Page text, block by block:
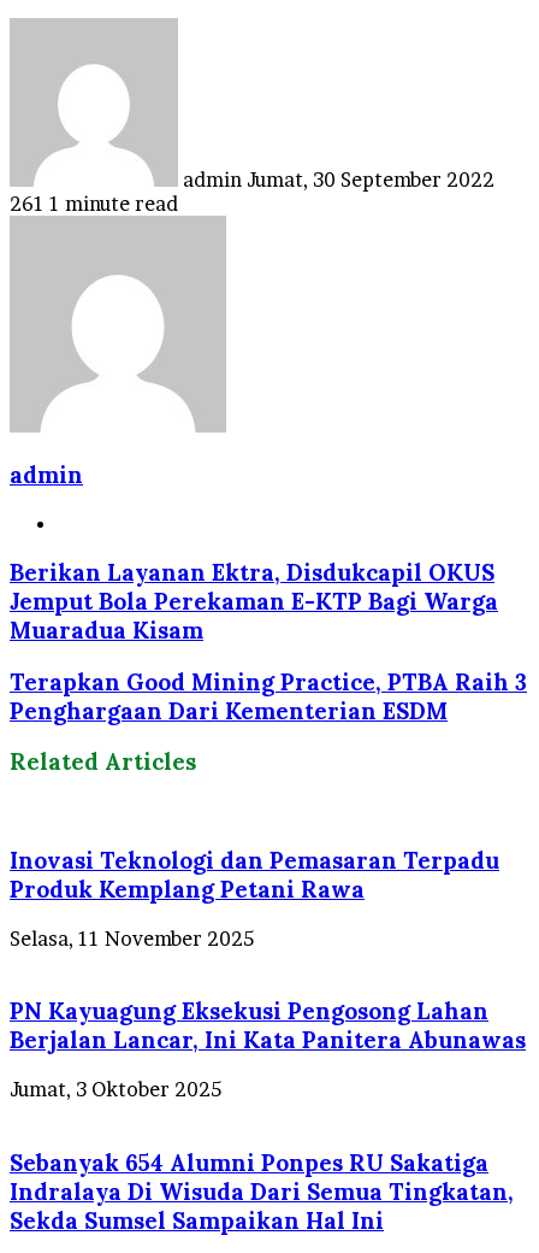
admin Jumat, 30 September 2022
261 1 minute read
admin
Berikan Layanan Ektra, Disdukcapil OKUS
Jemput Bola Perekaman E-KTP Bagi Warga
Muaradua Kisam
Terapkan Good Mining Practice, PTBA Raih 3
Penghargaan Dari Kementerian ESDM
Related Articles
Inovasi Teknologi dan Pemasaran Terpadu
Produk Kemplang Petani Rawa
Selasa, 11 November 2025
PN Kayuagung Eksekusi Pengosong Lahan
Berjalan Lancar, Ini Kata Panitera Abunawas
Jumat, 3 Oktober 2025
Sebanyak 654 Alumni Ponpes RU Sakatiga
Indralaya Di Wisuda Dari Semua Tingkatan,
Sekda Sumsel Sampaikan Hal Ini